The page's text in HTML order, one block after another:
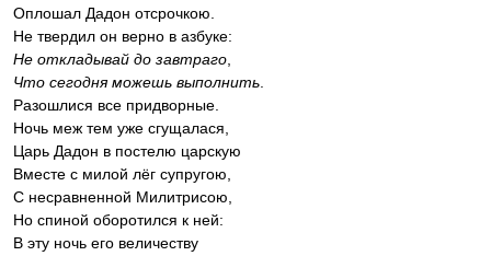
Оплошал Дадон отсрочкою.
Не твердил он верно в азбуке:
Не откладывай до завтраго
Что сегодня можешь выполнить
Разошлися все придворные.
Ночь меж тем уже сгущалася,
Царь Дадон в постелю царскую
Вместе с милой лёг супругою,
С несравненной Милитрисою,
Но спиной оборотился к ней:
В эту ночь его величеству